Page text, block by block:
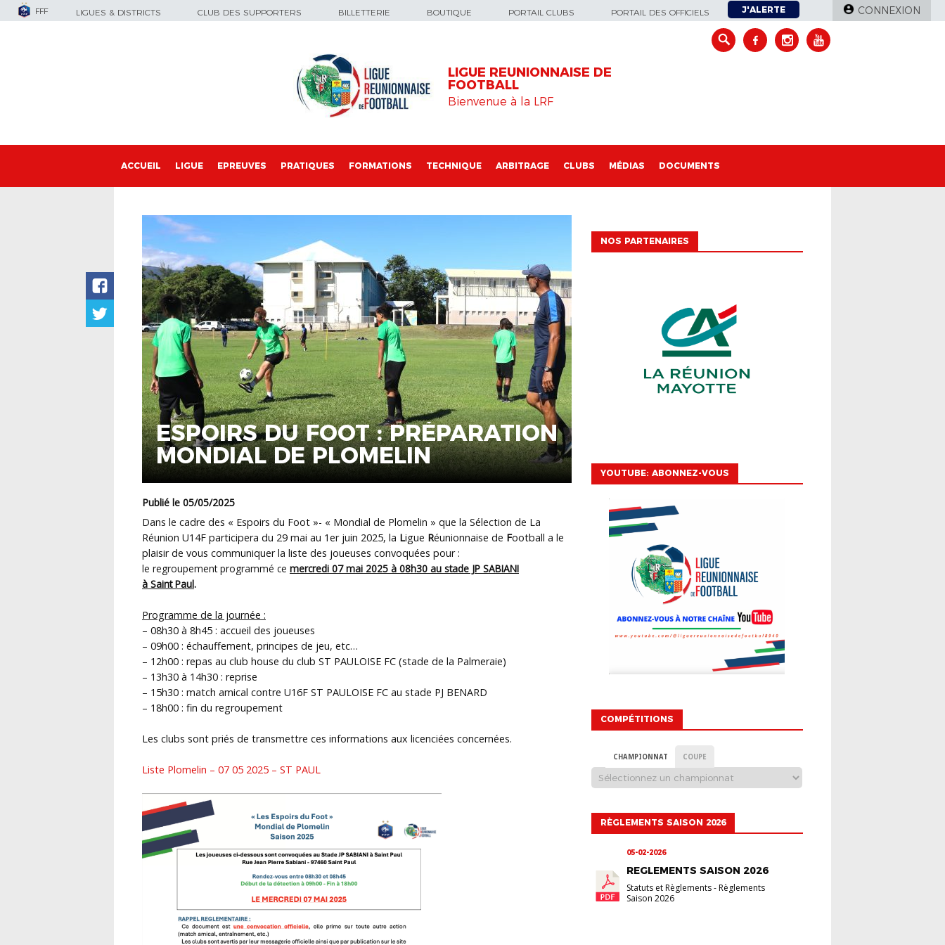
FFF LIGUES & DISTRICTS CLUB DES SUPPORTERS BILLETTERIE BOUTIQUE PORTAIL CLUBS PORTAIL DES OFFICIELS J'ALERTE CONNEXION
LIGUE REUNIONNAISE DE
FOOTBALL
Bienvenue à la LRF
ACCUEIL LIGUE EPREUVES PRATIQUES FORMATIONS TECHNIQUE ARBITRAGE CLUBS MÉDIAS DOCUMENTS
ESPOIRS DU FOOT : PRÉPARATION
MONDIAL DE PLOMELIN
Publié le 05/05/2025
Dans le cadre des « Espoirs du Foot »- « Mondial de Plomelin » que la Sélection de La
Réunion U14F participera du 29 mai au 1er juin 2025, la Ligue Réunionnaise de Football a le
plaisir de vous communiquer la liste des joueuses convoquées pour :
le regroupement programmé ce mercredi 07 mai 2025 à 08h30 au stade JP SABIANI
à Saint Paul.
Programme de la journée :
– 08h30 à 8h45 : accueil des joueuses
– 09h00 : échauffement, principes de jeu, etc…
– 12h00 : repas au club house du club ST PAULOISE FC (stade de la Palmeraie)
– 13h30 à 14h30 : reprise
– 15h30 : match amical contre U16F ST PAULOISE FC au stade PJ BENARD
– 18h00 : fin du regroupement
Les clubs sont priés de transmettre ces informations aux licenciées concernées.
Liste Plomelin – 07 05 2025 – ST PAUL
NOS PARTENAIRES
YOUTUBE: ABONNEZ-VOUS
COMPÉTITIONS
CHAMPIONNAT COUPE
RÈGLEMENTS SAISON 2026
05-02-2026
REGLEMENTS SAISON 2026
Statuts et Règlements- Règlements
Saison 2026